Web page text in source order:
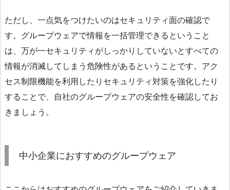
ただし、一点気をつけたいのはセキュリティ面の確認で
す。グループウェアで情報を一括管理できるということ
は、万が一セキュリティがしっかりしていないとすべての
情報が消滅してしまう危険性があるということです。アク
セス制限機能を利用したりセキュリティ対策を強化したり
することで、自社のグループウェアの安全性を確認してお
きましょう。
中小企業におすすめのグループウェア